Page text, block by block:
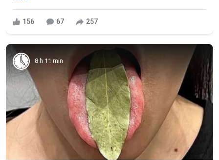
156 67 257
8 h 11 min